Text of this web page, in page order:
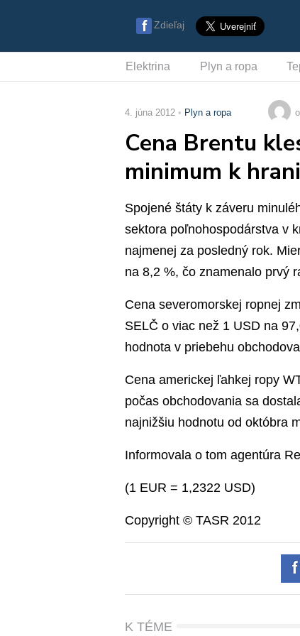
Zdieľaj
Elektrina Plyn a ropa
4. júna 2012 Plyn a ropa
Cena Brentu
minimum k
Spojené štáty k záveru
sektora poľnohospodárstva v
najmenej za posledný rok.
na 8,2 %, čo znamenalo prvý
Cena severomorskej ropnej
SELČ o viac než 1 USD na
hodnota v priebehu
Cena americkej ľahkej ropy
počas obchodovania sa
najnižšiu hodnotu od októbra
Informovala o tom agentúra
(1 EUR = 1,2322 USD)
Copyright © TASR 2012
K TÉME